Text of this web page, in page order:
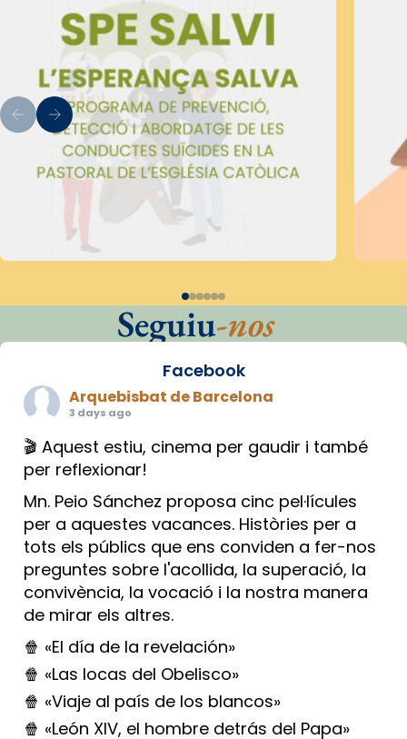
Seguiu-nos
Facebook
Arquebisbat de Barcelona
3 days ago
🎬 Aquest estiu, cinema per gaudir i també
per reflexionar!
Mn. Peio Sánchez proposa cinc pel·lícules
per a aquestes vacances. Històries per a
tots els públics que ens conviden a fer-nos
preguntes sobre l'acollida, la superació, la
convivència, la vocació i la nostra manera
de mirar els altres.
🍿 «El día de la revelación»
🍿 «Las locas del Obelisco»
🍿 «Viaje al país de los blancos»
🍿 «León XIV, el hombre detrás del Papa»